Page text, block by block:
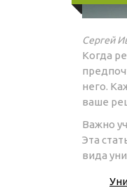
Сергей
Когда
него.
ваше
Важно
Эта
вида